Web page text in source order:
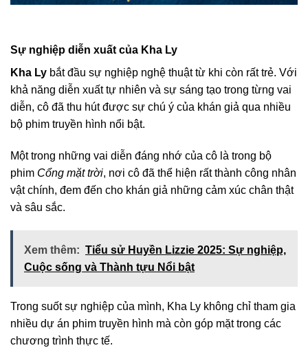
Sự nghiệp diễn xuất của Kha Ly
Kha Ly bắt đầu sự nghiệp nghệ thuật từ khi còn rất trẻ. Với
khả năng diễn xuất tự nhiên và sự sáng tạo trong từng vai
diễn, cô đã thu hút được sự chú ý của khán giả qua nhiều
bộ phim truyền hình nổi bật.
Một trong những vai diễn đáng nhớ của cô là trong bộ
phim Cổng mặt trời, nơi cô đã thể hiện rất thành công nhân
vật chính, đem đến cho khán giả những cảm xúc chân thật
và sâu sắc.
Xem thêm: Tiểu sử Huyền Lizzie 2025: Sự nghiệp,
Cuộc sống và Thành tựu Nổi bật
Trong suốt sự nghiệp của mình, Kha Ly không chỉ tham gia
nhiều dự án phim truyền hình mà còn góp mặt trong các
chương trình thực tế.